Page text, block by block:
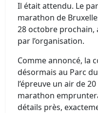
Il était attendu. Le
marathon de
28 octobre prochain,
par l’organisation.
Comme annoncé, la
désormais au Parc
l’épreuve un air de
marathon
détails près,